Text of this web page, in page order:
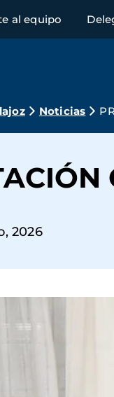
al equipo
Noticias
2026